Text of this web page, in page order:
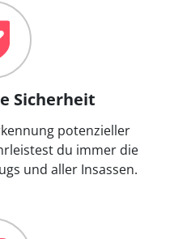
Sicherheit
potenzieller
du immer die
und aller Insassen.